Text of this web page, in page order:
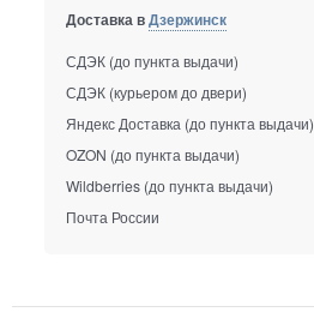
Доставка вДзержинск
СДЭК (до пункта выдачи)
СДЭК (курьером до двери)
Яндекс Доставка (до пункта выдачи)
OZON (до пункта выдачи)
Wildberries (до пункта выдачи)
Почта России